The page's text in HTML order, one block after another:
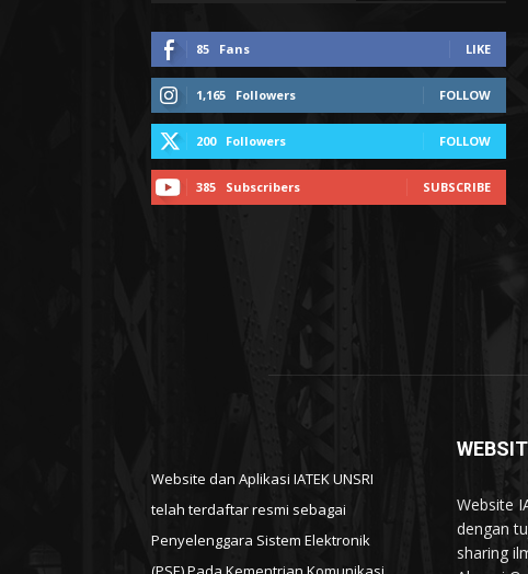
85 Fans LIKE
1,165 Followers FOLLOW
200 Followers FOLLOW
385 Subscribers SUBSCRIBE
Website dan Aplikasi IATEK UNSRI
telah terdaftar resmi sebagai
Penyelenggara Sistem Elektronik
Website
dengan
sharing